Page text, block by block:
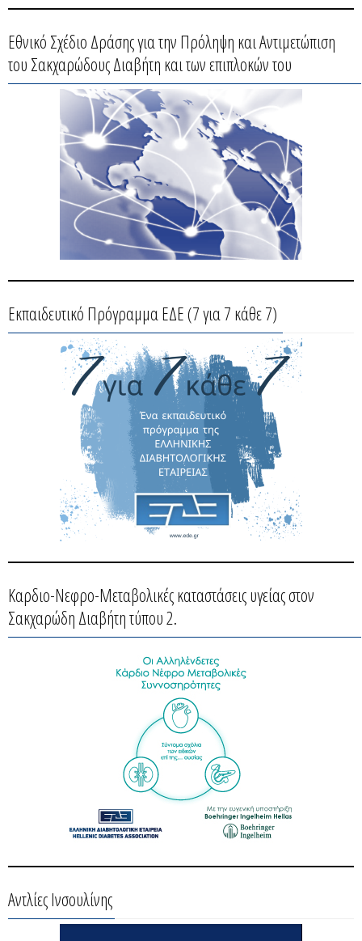
Εθνικό Σχέδιο Δράσης για την Πρόληψη και Αντιμετώπιση
του Σακχαρώδους Διαβήτη και των επιπλοκών του
Εκπαιδευτικό Πρόγραμμα ΕΔΕ (7 για 7 κάθε 7)
Καρδιο-Νεφρο-Μεταβολικές καταστάσεις υγείας στον
Σακχαρώδη Διαβήτη τύπου 2.
Αντλίες Ινσουλίνης